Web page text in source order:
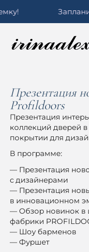
Презентация
Profildoors
Презентация
коллекций дверей
покрытии для
В программе:
— Презентация
с дизайнерами
— Презентация
в инновационном
— Обзор новинок в
фабрики
— Шоу барменов
— Фуршет